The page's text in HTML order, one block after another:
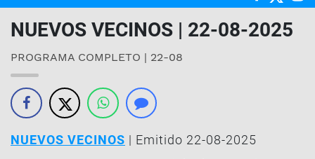
NUEVOS VECINOS | 22-08-2025
PROGRAMA COMPLETO | 22-08
NUEVOS VECINOS | Emitido 22-08-2025